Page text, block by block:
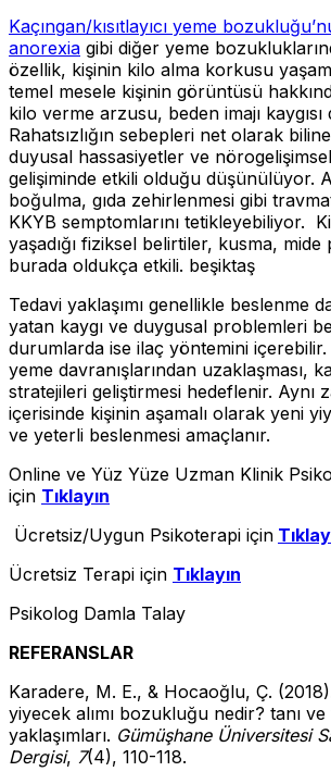
Kaçıngan/kısıtlayıcı yeme
anorexia gibi diğer yeme
özellik, kişinin kilo alma korkusu
temel mesele kişinin görüntüsü
kilo verme arzusu, beden imajı kaygısı
Rahatsızlığın sebepleri net olarak
duyusal hassasiyetler ve
gelişiminde etkili olduğu düşünülüyor.
boğulma, gıda zehirlenmesi gibi
KKYB semptomlarını tetikleyebiliyor.
yaşadığı fiziksel belirtiler, kusma,
burada oldukça etkili. beşiktaş
Tedavi yaklaşımı genellikle beslenme
yatan kaygı ve duygusal problemleri
durumlarda ise ilaç yöntemini
yeme davranışlarından uzaklaşması,
stratejileri geliştirmesi hedeflenir. Aynı
içerisinde kişinin aşamalı olarak yeni
ve yeterli beslenmesi amaçlanır.
Online ve Yüz Yüze Uzman Klinik
için Tıklayın
Ücretsiz/Uygun Psikoterapi için
Ücretsiz Terapi için Tıklayın
Psikolog Damla Talay
REFERANSLAR
Karadere, M. E., & Hocaoğlu, Ç. (2018).
yiyecek alımı bozukluğu nedir? tanı ve
yaklaşımları. Gümüşhane Üniversitesi
Dergisi, 7(4), 110-118.